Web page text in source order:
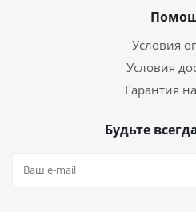
Условия
Условия
Гарантия
Будьте